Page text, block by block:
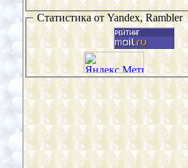
Статистика от Yandex, Rambler